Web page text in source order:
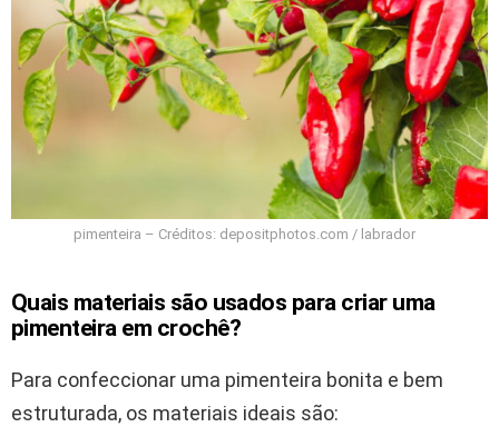
pimenteira – Créditos: depositphotos.com / labrador
Quais materiais são usados para criar uma
pimenteira em crochê?
Para confeccionar uma pimenteira bonita e bem
estruturada, os materiais ideais são: